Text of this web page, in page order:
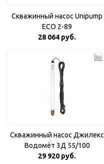
Скважинный насос Unipump
ECO 2-89
28 064 руб.
Скважинный насос Джилекс
Водомёт 3Д 55/100
29 920 руб.